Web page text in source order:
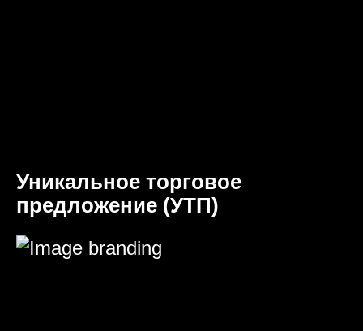
Уникальное торговое
предложение (УТП)